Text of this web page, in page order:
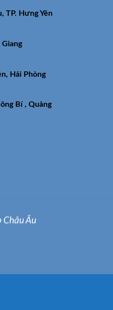
TP. Hưng Yên
Giang
Hải Phòng
Bí , Quảng
Châu Âu